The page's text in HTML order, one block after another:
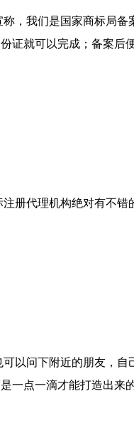
称，我们是国家商标局
证就可以完成；备案后
册代理机构绝对有不
以问下附近的朋友，自
一点一滴才能打造出来的